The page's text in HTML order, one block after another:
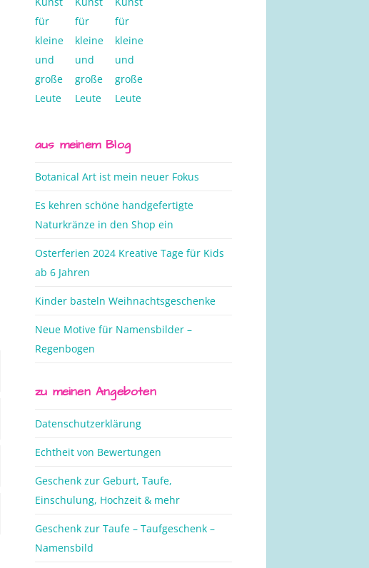
aus meinem Blog
Botanical Art ist mein neuer Fokus
Es kehren schöne handgefertigte
Naturkränze in den Shop ein
Osterferien 2024 Kreative Tage für Kids
ab 6 Jahren
Kinder basteln Weihnachtsgeschenke
Neue Motive für Namensbilder –
Regenbogen
zu meinen Angeboten
Datenschutzerklärung
Echtheit von Bewertungen
Geschenk zur Geburt, Taufe,
Einschulung, Hochzeit & mehr
Geschenk zur Taufe – Taufgeschenk –
Namensbild